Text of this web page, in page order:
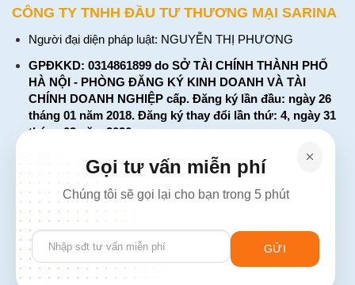
CÔNG TY TNHH ĐẦU TƯ THƯƠNG MẠI SARINA
Người đại diện pháp luật: NGUYỄN THỊ PHƯƠNG
GPĐKKD: 0314861899 do SỞ TÀI CHÍNH THÀNH PHỐ
HÀ NỘI - PHÒNG ĐĂNG KÝ KINH DOANH VÀ TÀI
CHÍNH DOANH NGHIỆP cấp. Đăng ký lần đầu: ngày 26
tháng 01 năm 2018. Đăng ký thay đổi lần thứ: 4, ngày 31
tháng 03 năm 2026
226 Đường Láng, Đống Đa, Hà Nội
137 Đường Hòa Hưng, Phường 12, Quận 10, TP. Hồ Chí
Minh
Hotline: 1900 2106 - 0386 001 001
Email:Giaiphap3g@gmail.com
Gọi tư vấn miễn phí
Chúng tôi sẽ gọi lại cho bạn trong 5 phút
Please
leave